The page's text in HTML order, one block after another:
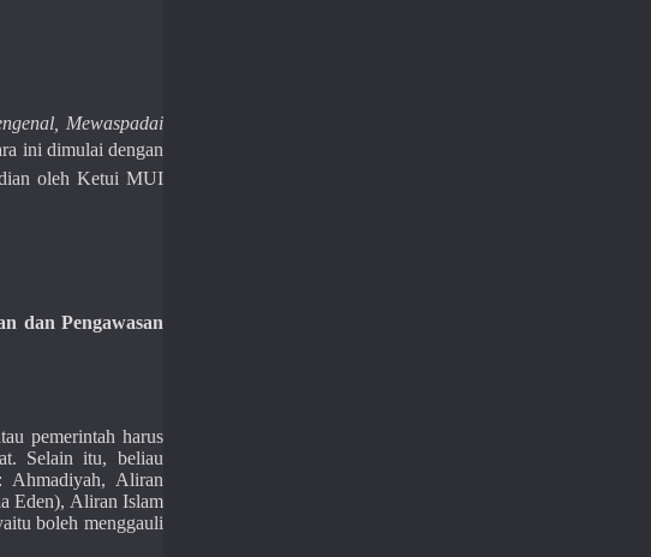
Mewaspadai
ini dimulai dengan
oleh Ketui MUI
dan Pengawasan
pemerintah harus
Selain itu, beliau
Ahmadiyah, Aliran
Eden), Aliran Islam
boleh menggauli